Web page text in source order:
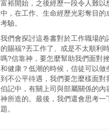
富裕開始，之後經歷一段令人難
中，在工作、生命經歷光彩奪目
考驗。
我們會探討這卷書對於工作職場
的賜福?丟工作了、或是不太順利
嗎?信靠神，要怎麼幫助我們面對
和健康？低潮的時候，信徒可以
到不公平待遇，我們要怎麼樣面
伯記中，有關上司與部屬關係的
神所造的。最後，我們還會思考
題。